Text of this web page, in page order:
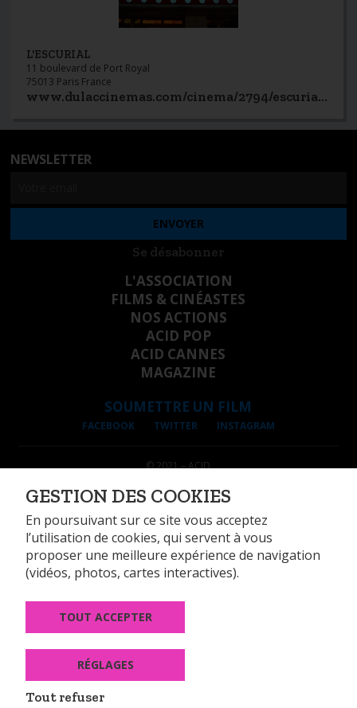
L'ESCURIAL
11 boulevard de Port Royal
75013 Paris France
www.dulaccinemas.com/cinema/2794/escurial/seances
NEWSLETTER
Se désabonner
L'ASSOCIATION
FILMS & CINÉASTES
NOS ACTIONS
ACID POP
ACID CANNES
MAGAZINE
SOUMETTRE UN FILM
FACEBOOK TWITTER INSTAGRAM
© 2021 – ACID
DONNÉES PERSONNELLES
GESTION DES COOKIES
Fax : +33 (0)1 44 89 99 60
CONTACT
GESTION DES COOKIES
En poursuivant sur ce site vous acceptez
l’utilisation de cookies, qui servent à vous
proposer une meilleure expérience de navigation
(vidéos, photos, cartes interactives).
TOUT ACCEPTER
RÉGLAGES
Tout refuser